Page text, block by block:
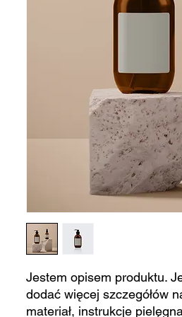
Jestem opisem produktu.
dodać więcej szczegółów
materiał, instrukcje